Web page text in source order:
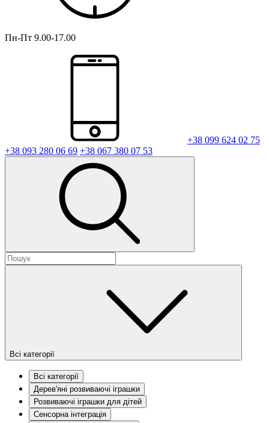
Пн-Пт 9.00-17.00
+38 099 624 02 75
+38 093 280 06 69 +38 067 380 07 53
Всі категорії
Всі категорії
Дерев'яні розвиваючі іграшки
Розвиваючі іграшки для дітей
Сенсорна інтеграція